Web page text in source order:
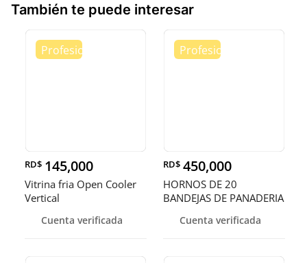
También te puede interesar
RD$ 145,000
Vitrina fria Open Cooler
Vertical
Cuenta verificada
RD$ 450,000
HORNOS DE 20
BANDEJAS DE PANADERIA
Cuenta verificada